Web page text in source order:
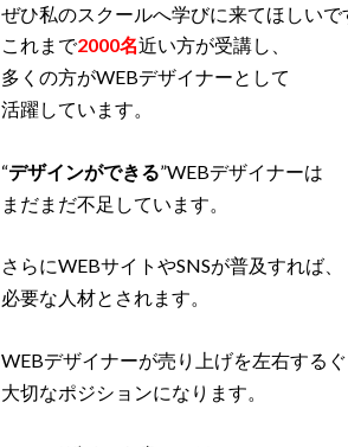
ぜひ私のスクールへ学びに来てほしいで
これまで2000名近い方が受講し、
多くの方がWEBデザイナーとして
活躍しています。
“デザインができる”WEBデザイナーは
まだまだ不足しています。
さらにWEBサイトやSNSが普及すれば、
必要な人材とされます。
WEBデザイナーが売り上げを左右する
大切なポジションになります。